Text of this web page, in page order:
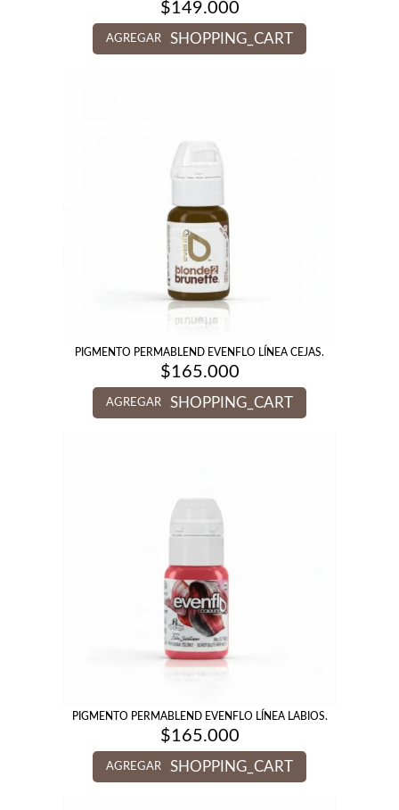
$149.000
AGREGAR SHOPPING_CART
PIGMENTO PERMABLEND EVENFLO LÍNEA CEJAS.
$165.000
AGREGAR SHOPPING_CART
PIGMENTO PERMABLEND EVENFLO LÍNEA LABIOS.
$165.000
AGREGAR SHOPPING_CART